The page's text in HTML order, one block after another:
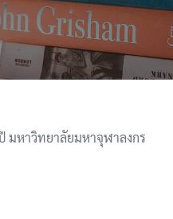
มหาวิทยาลัยมหาจุฬาลงกร